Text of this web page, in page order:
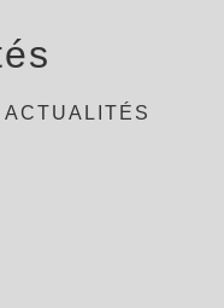
ACTUALITÉS